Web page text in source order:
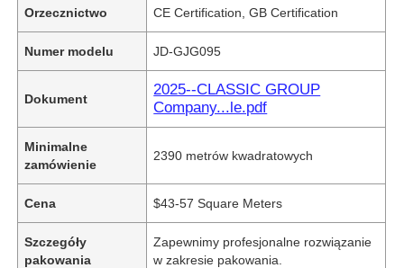
Orzecznictwo CE Certification, GB Certification
Numer modelu JD-GJG095
Dokument
2025--CLASSIC GROUP
Company...le.pdf
Minimalne
zamówienie
2390 metrów kwadratowych
Cena $43-57 Square Meters
Szczegóły
pakowania
Zapewnimy profesjonalne rozwiązanie
w zakresie pakowania.